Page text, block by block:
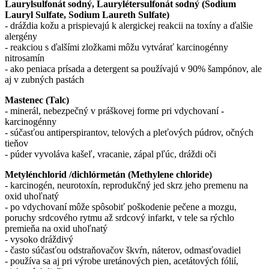
Laurylsulfonát sodný, Laurylétersulfonát sodný (Sodium
Lauryl Sulfate, Sodium Laureth Sulfate)
- dráždia kožu a prispievajú k alergickej reakcii na toxíny a ďalšie
alergény
- reakciou s ďalšími zložkami môžu vytvárať karcinogénny
nitrosamín
- ako peniaca prísada a detergent sa používajú v 90% šampónov, ale
aj v zubných pastách
Mastenec (Talc)
- minerál, nebezpečný v práškovej forme pri vdychovaní -
karcinogénny
- súčasťou antiperspirantov, telových a pleťových púdrov, očných
tieňov
- púder vyvoláva kašeľ, vracanie, zápal pľúc, dráždi oči
Metylénchlorid /dichlórmetán (Methylene chloride)
- karcinogén, neurotoxín, reprodukčný jed skrz jeho premenu na
oxid uhoľnatý
- po vdychovaní môže spôsobiť poškodenie pečene a mozgu,
poruchy srdcového rytmu až srdcový infarkt, v tele sa rýchlo
premieňa na oxid uhoľnatý
- vysoko dráždivý
- často súčasťou odstraňovačov škvŕn, náterov, odmasťovadiel
- používa sa aj pri výrobe uretánových pien, acetátových fólií,